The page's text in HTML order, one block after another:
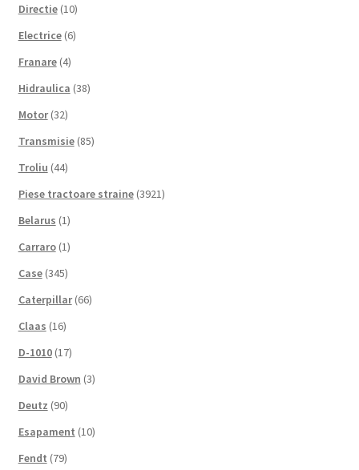
Directie (10)
Electrice (6)
Franare (4)
Hidraulica (38)
Motor (32)
Transmisie (85)
Troliu (44)
Piese tractoare straine (3921)
Belarus (1)
Carraro (1)
Case (345)
Caterpillar (66)
Claas (16)
D-1010 (17)
David Brown (3)
Deutz (90)
Esapament (10)
Fendt (79)